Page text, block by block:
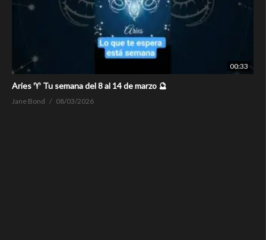
00:33
Aries ♈ Tu semana del 8 al 14 de marzo 🔮
Jane Bond 08/03/2026